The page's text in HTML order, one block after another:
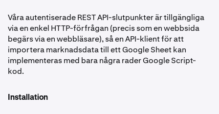
Våra autentiserade REST API-slutpunkter är tillgängliga
via en enkel HTTP-förfrågan (precis som en webbsida
begärs via en webbläsare), så en API-klient för att
importera marknadsdata till ett Google Sheet kan
implementeras med bara några rader Google Script-
kod.
Installation